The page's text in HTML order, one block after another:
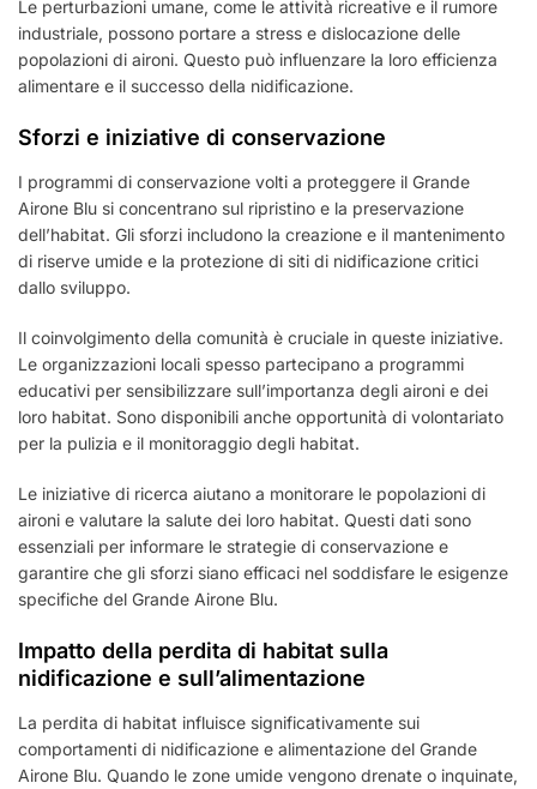
Le perturbazioni umane, come le attività ricreative e il rumore
industriale, possono portare a stress e dislocazione delle
popolazioni di aironi. Questo può influenzare la loro efficienza
alimentare e il successo della nidificazione.
Sforzi e iniziative di conservazione
I programmi di conservazione volti a proteggere il Grande
Airone Blu si concentrano sul ripristino e la preservazione
dell’habitat. Gli sforzi includono la creazione e il mantenimento
di riserve umide e la protezione di siti di nidificazione critici
dallo sviluppo.
Il coinvolgimento della comunità è cruciale in queste iniziative.
Le organizzazioni locali spesso partecipano a programmi
educativi per sensibilizzare sull’importanza degli aironi e dei
loro habitat. Sono disponibili anche opportunità di volontariato
per la pulizia e il monitoraggio degli habitat.
Le iniziative di ricerca aiutano a monitorare le popolazioni di
aironi e valutare la salute dei loro habitat. Questi dati sono
essenziali per informare le strategie di conservazione e
garantire che gli sforzi siano efficaci nel soddisfare le esigenze
specifiche del Grande Airone Blu.
Impatto della perdita di habitat sulla
nidificazione e sull’alimentazione
La perdita di habitat influisce significativamente sui
comportamenti di nidificazione e alimentazione del Grande
Airone Blu. Quando le zone umide vengono drenate o inquinate,